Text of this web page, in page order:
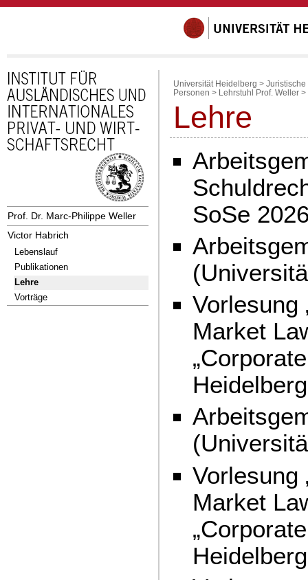
Prof. Dr. Marc-Philippe Weller
Victor Habrich
Lebenslauf
Publikationen
Lehre
Vorträge
Universität Heidelberg > Juristische
Personen > Lehrstuhl Prof. Weller >
Lehre
SoSe
Vorlesung
Market
Vorlesung
Market